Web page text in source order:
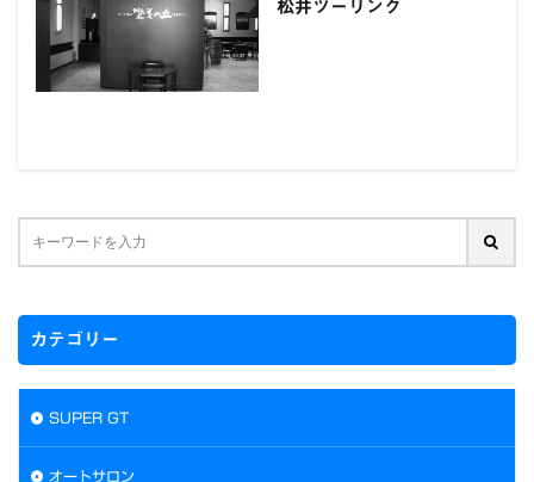
松井ツーリング
カテゴリー
SUPER GT
オートサロン